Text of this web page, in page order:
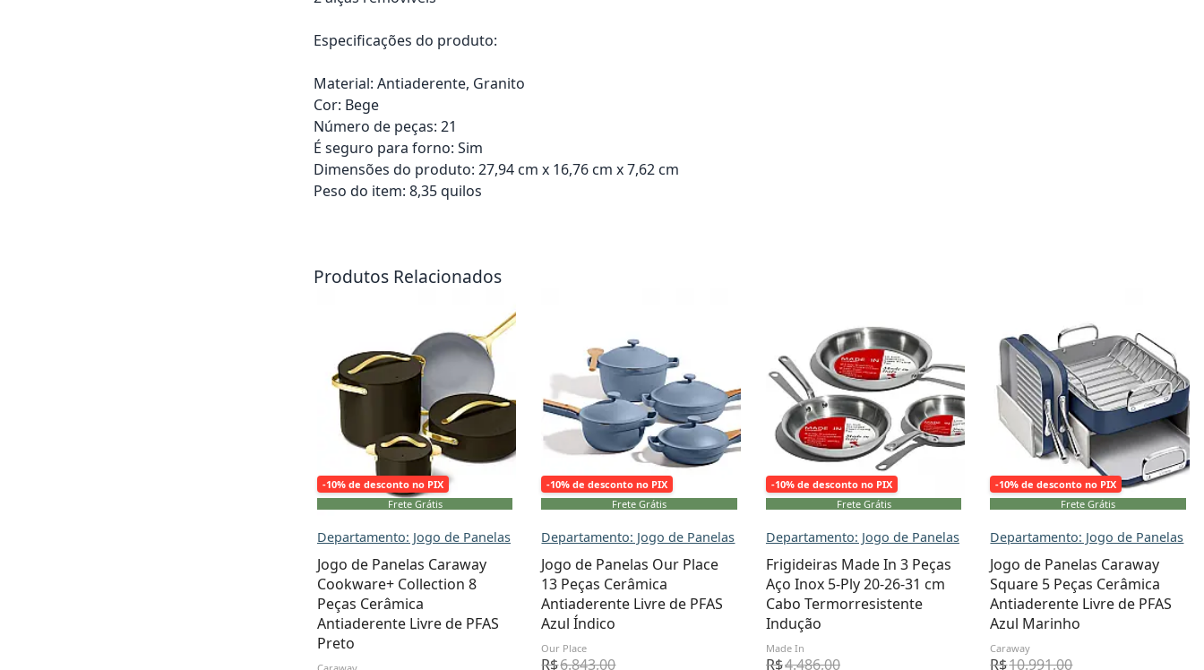
Especificações do produto:
Material: Antiaderente, Granito
Cor: Bege
Número de peças: 21
É seguro para forno: Sim
Dimensões do produto: 27,94 cm x 16,76 cm x 7,62 cm
Peso do item: 8,35 quilos
Produtos Relacionados
-10% de desconto no PIX
Frete Grátis
Departamento: Jogo de Panelas
Jogo de Panelas Caraway
Cookware+ Collection 8
Peças Cerâmica
Antiaderente Livre de PFAS
Preto
Adicionar ao carrinho
-10% de desconto no PIX
Frete Grátis
Departamento: Jogo de Panelas
Jogo de Panelas Our Place
13 Peças Cerâmica
Antiaderente Livre de PFAS
Azul Índico
Our Place
R$6.843,00
-10% de desconto no PIX
Frete Grátis
Departamento: Jogo de Panelas
Frigideiras Made In 3 Peças
Aço Inox 5-Ply 20-26-31 cm
Cabo Termorresistente
Indução
Made In
R$4.486,00
-10% de desconto no PIX
Frete Grátis
Departamento: Jogo de Panelas
Jogo de Panelas Caraway
Square 5 Peças Cerâmica
Antiaderente Livre de PFAS
Azul Marinho
Caraway
R$10.991,00